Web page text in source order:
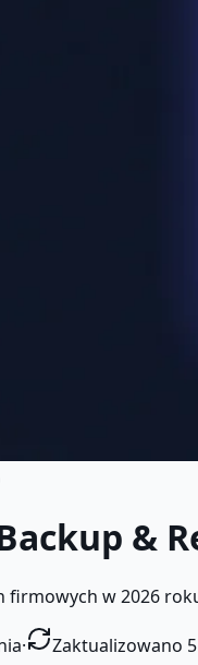
&
firmowych w 2026
·
Zaktualizowano